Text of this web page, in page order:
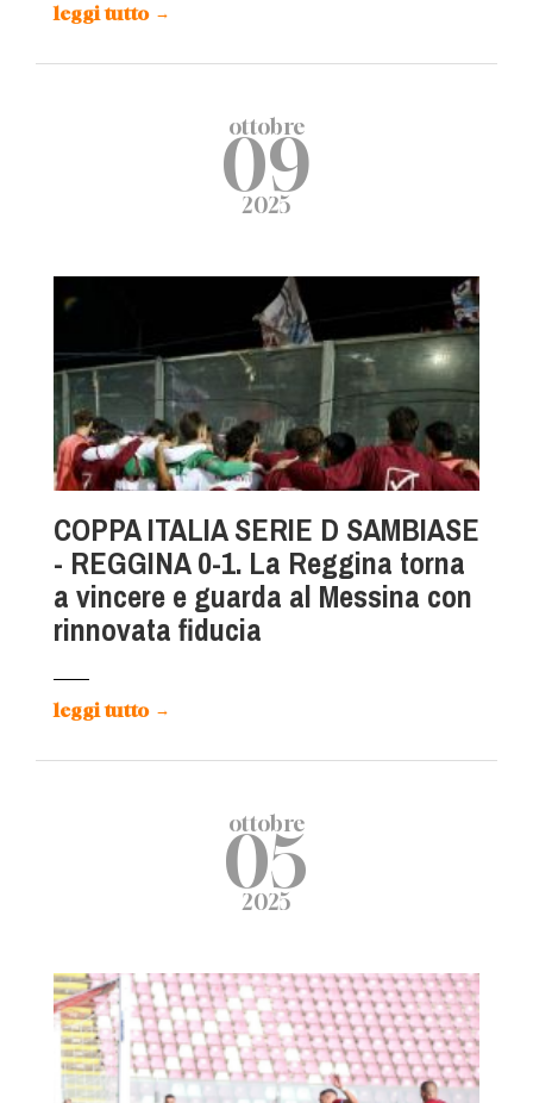
leggi tutto →
ottobre
09
2025
COPPA ITALIA SERIE D SAMBIASE
- REGGINA 0-1. La Reggina torna
a vincere e guarda al Messina con
rinnovata fiducia
leggi tutto →
ottobre
05
2025